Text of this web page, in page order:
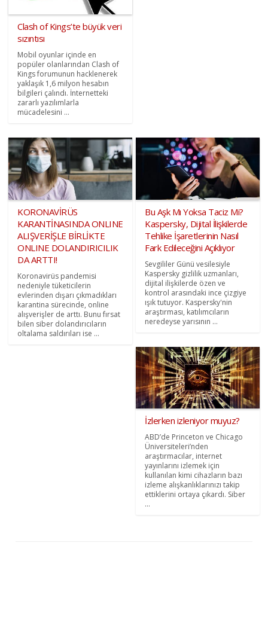
Clash of Kings’te büyük veri
sızıntısı
Mobil oyunlar içinde en
popüler olanlarından Clash of
Kings forumunun hacklenerek
yaklaşık 1,6 milyon hesabın
bilgileri çalındı. İnternetteki
zararlı yazılımlarla
mücadelesini ...
KORONAVİRÜS
KARANTİNASINDA ONLINE
ALIŞVERİŞLE BİRLİKTE
ONLINE DOLANDIRICILIK
DA ARTTI!
Koronavirüs pandemisi
nedeniyle tüketicilerin
evlerinden dışarı çıkmadıkları
karantina sürecinde, online
alışverişler de arttı. Bunu fırsat
bilen siber dolandırıcıların
oltalama saldırıları ise ...
Bu Aşk Mı Yoksa Taciz Mi?
Kaspersky, Dijital İlişkilerde
Tehlike İşaretlerinin Nasıl
Fark Edileceğini Açıklıyor
Sevgililer Günü vesilesiyle
Kaspersky gizlilik uzmanları,
dijital ilişkilerde özen ve
kontrol arasındaki ince çizgiye
ışık tutuyor. Kaspersky'nin
araştırması, katılımcıların
neredeyse yarısının ...
İzlerken izleniyor muyuz?
ABD’de Princeton ve Chicago
Üniversiteleri’nden
araştırmacılar, internet
yayınlarını izlemek için
kullanılan kimi cihazların bazı
izleme alışkanlıklarınızı takip
ettiklerini ortaya çıkardı. Siber
...